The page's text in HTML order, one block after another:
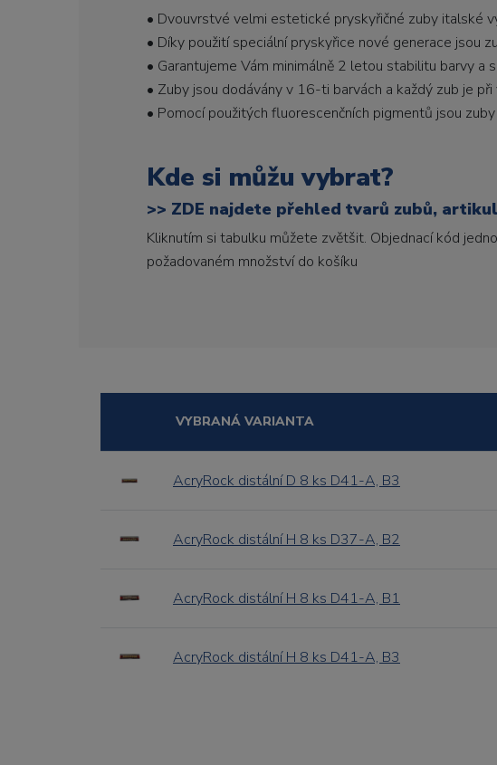
• Dvouvrstvé velmi estetické pryskyřičné zuby italské
• Díky použití speciální pryskyřice nové generace jsou
• Garantujeme Vám minimálně 2 letou stabilitu barvy a
• Zuby jsou dodávány v 16-ti barvách a každý zub je
• Pomocí použitých fluorescenčních pigmentů jsou
Kde si můžu vybrat?
>> ZDE najdete přehled tvarů zubů,
Kliknutím si tabulku můžete zvětšit. Objednací kód
požadovaném množství do košíku
VYBRANÁ VARIANTA
AcryRock distální D 8 ks D41-A, B3
AcryRock distální H 8 ks D37-A, B2
AcryRock distální H 8 ks D41-A, B1
AcryRock distální H 8 ks D41-A, B3